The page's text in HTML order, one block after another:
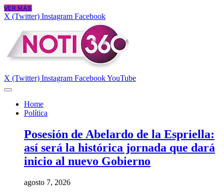
VER MÁS
X (Twitter) Instagram Facebook
X (Twitter) Instagram FacebookYouTube
Home
Política
Posesión de Abelardo de la Espriella:
así será la histórica jornada que dará
inicio al nuevo Gobierno
agosto 7, 2026